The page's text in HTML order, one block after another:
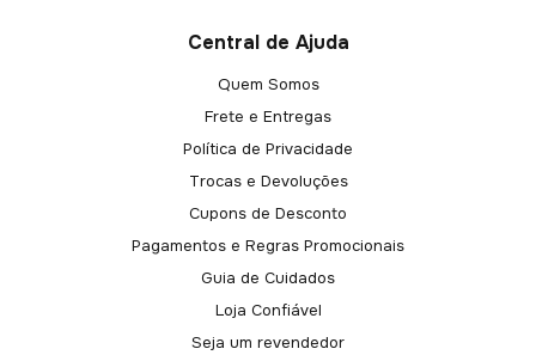
Central de Ajuda
Quem Somos
Frete e Entregas
Política de Privacidade
Trocas e Devoluções
Cupons de Desconto
Pagamentos e Regras Promocionais
Guia de Cuidados
Loja Confiável
Seja um revendedor